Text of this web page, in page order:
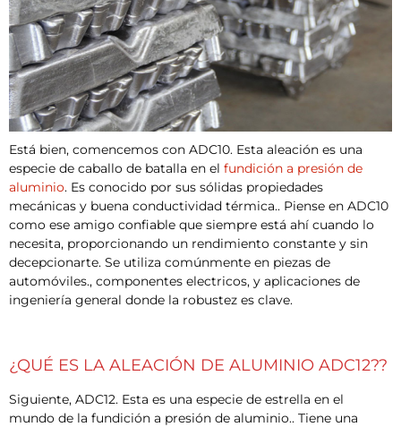
Está bien, comencemos con ADC10. Esta aleación es una
especie de caballo de batalla en el fundición a presión de
aluminio. Es conocido por sus sólidas propiedades
mecánicas y buena conductividad térmica.. Piense en ADC10
como ese amigo confiable que siempre está ahí cuando lo
necesita, proporcionando un rendimiento constante y sin
decepcionarte. Se utiliza comúnmente en piezas de
automóviles., componentes electricos, y aplicaciones de
ingeniería general donde la robustez es clave.
¿QUÉ ES LA ALEACIÓN DE ALUMINIO ADC12??
Siguiente, ADC12. Esta es una especie de estrella en el
mundo de la fundición a presión de aluminio.. Tiene una